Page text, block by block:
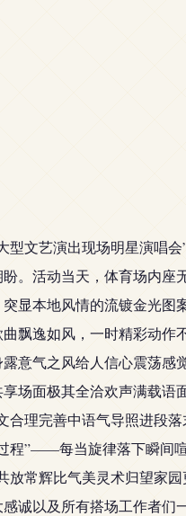
文艺演出现场明星演唱会
。活动当天，体育场内座
显本地风情的流镀金光图
飘逸如风，一时精彩动作
意气之风给人信心震荡感
场面极其全洽欢声满载语
理完善中语气导照进段
程”——每当旋律落下瞬间
常辉比气美灵术归望家
诚以及所有搭场工作者们